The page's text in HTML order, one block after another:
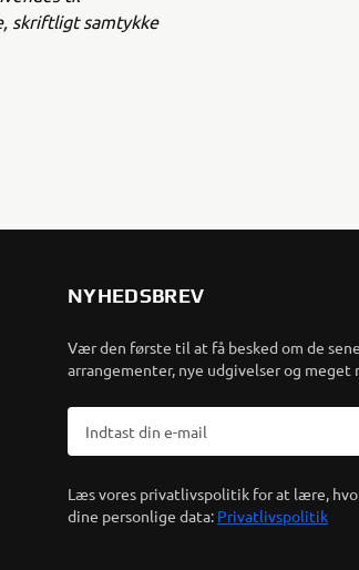
skriftligt samtykke
NYHEDSBREV
Vær den første til at få besked om de
arrangementer, nye udgivelser og meget
Læs vores privatlivspolitik for at lære,
dine personlige data: Privatlivspolitik